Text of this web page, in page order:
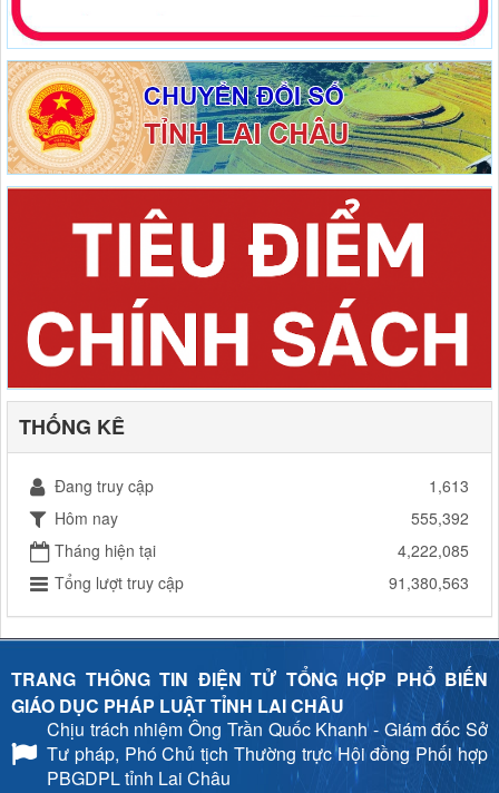
THỐNG KÊ
Đang truy cập
1,613
Hôm nay
555,392
Tháng hiện tại
4,222,085
Tổng lượt truy cập
91,380,563
TRANG THÔNG TIN ĐIỆN TỬ TỔNG HỢP PHỔ BIẾN
GIÁO DỤC PHÁP LUẬT TỈNH LAI CHÂU
Chịu trách nhiệmÔng Trần Quốc Khanh - Giám đốc Sở
Tư pháp, Phó Chủ tịch Thường trực Hội đồng Phối hợp
PBGDPL tỉnh Lai Châu